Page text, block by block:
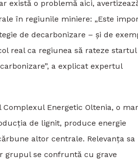
există o problemă aici,
în regiunile miniere: „Este
de decarbonizare – și de
real ca regiunea să rateze
a explicat expertul
Energetic Oltenia, o
de lignit, produce energie
altor centrale. Relevanța sa
grupul se confruntă cu grave